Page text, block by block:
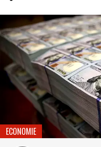
ECONOMIE